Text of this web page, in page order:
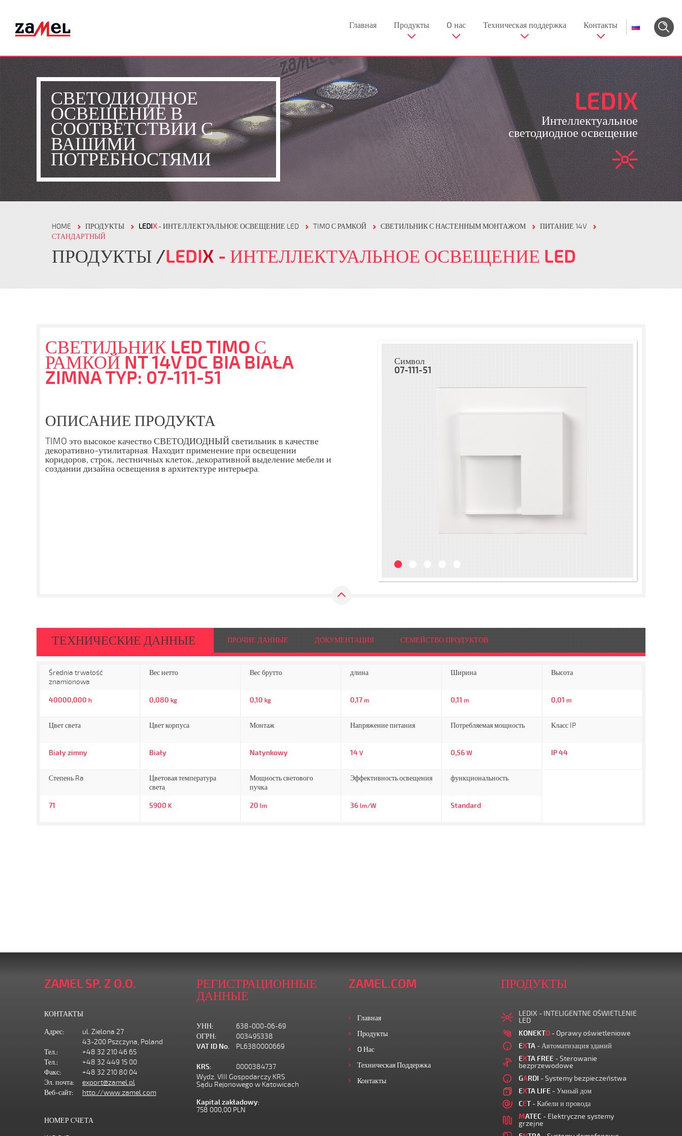
Главная Продукты O нас Техническая поддержка Контакты
СВЕТОДИОДНОЕ
ОСВЕЩЕНИЕ В
СООТВЕТСТВИИ С
ВАШИМИ
ПОТРЕБНОСТЯМИ
LEDIX
Интеллектуальное
светодиодное освещение
HOME ПРОДУКТЫ LEDIX- ИНТЕЛЛЕКТУАЛЬНОЕ ОСВЕЩЕНИЕ LED TIMO С РАМКОЙ СВЕТИЛЬНИК С НАСТЕННЫМ МОНТАЖОМ
ПИТАНИЕ 14V
СТАНДАРТНЫЙ
ПРОДУКТЫ LEDIX - ИНТЕЛЛЕКТУАЛЬНОЕ ОСВЕЩЕНИЕ LED
СВЕТИЛЬНИК LED TIMO С
РАМКОЙ NT 14V DC BIA BIAŁA
ZIMNA TYP: 07-111-51
ОПИСАНИЕ ПРОДУКТА
TIMO это высокое качество СВЕТОДИОДНЫЙ светильник в качестве
декоративно-утилитарная. Находит применение при освещении
коридоров, строк, лестничных клеток, декоративной выделение мебели и
создании дизайна освещения в архитектуре интерьера.
Символ
07-111-51
ТЕХНИЧЕСКИЕ ДАННЫЕ ПРОЧИЕ ДАННЫЕ ДОКУМЕНТАЦИЯ СЕМЕЙСТВО ПРОДУКТОВ
Średnia trwałość
znamionowa
40000,000 h
Вес нетто
0,080 kg
Вес брутто
0,10 kg
длина
0,17 m
Ширина
0,11 m
Высота
0,01 m
Цвет света
Biały zimny
Цвет корпуса
Biały
Монтаж
Natynkowy
Напряжение питания
14 V
Потребляемая мощность
0,56 W
Класс IP
IP 44
Степень Ra
71
Цветовая температура
света
5900 K
Мощность светового
пучка
20 lm
Эффективность освещения
36 lm/W
функциональность
Standard
ZAMEL SP. Z O.O.
КОНТАКТЫ
Адрес:
ul. Zielona 27
43-200 Pszczyna, Poland
Тел.:
+48 32 210 46 65
Тел.:
+48 32 449 15 00
Факс:
+48 32 210 80 04
Эл. почта:
export@zamel.pl
Веб-сайт:
http://www.zamel.com
НОМЕР СЧЕТА
РЕГИСТРАЦИОННЫЕ
ДАННЫЕ
УНН:
638-000-06-69
ОГРН:
003495338
VAT ID No.
PL6380000669
KRS:
0000384737
Wydz. VIII Gospodarczy KRS
Sądu Rejonowego w Katowicach
Kapital zakładowy:
758 000,00 PLN
ZAMEL.COM
Главная
Продукты
O Нас
Техническая Поддержка
Контакты
ПРОДУКТЫ
LEDIX - INTELIGENTNE OŚWIETLENIE
LED
KONEKTO - Oprawy oświetleniowe
EXTA - Автоматизация зданий
EXTA FREE - Sterowanie
bezprzewodowe
GARDI - Systemy bezpieczeństwa
EXTA LIFE - Умный дом
CET - Кабели и провода
MATEC - Elektryczne systemy
grzejne